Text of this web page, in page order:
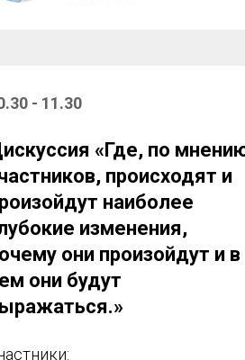
- 11.30
«Где, по
происходят и
наиболее
изменения,
они произойдут и в
они будут
»